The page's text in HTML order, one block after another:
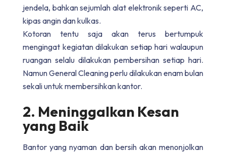
jendela, bahkan sejumlah alat elektronik seperti AC,
kipas angin dan kulkas.
Kotoran tentu saja akan terus bertumpuk
mengingat kegiatan dilakukan setiap hari walaupun
ruangan selalu dilakukan pembersihan setiap hari.
Namun General Cleaning perlu dilakukan enam bulan
sekali untuk membersihkan kantor.
2. Meninggalkan Kesan
yang Baik
Bantor yang nyaman dan bersih akan menonjolkan